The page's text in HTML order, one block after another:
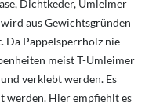
Dichtkeder, Umleimer
aus Gewichtsgründen
Da Pappelsperrholz nie
meist T-Umleimer
verklebt werden. Es
werden. Hier empfiehlt es